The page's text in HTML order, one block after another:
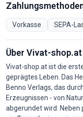
Vorkasse SEPA-
Über Vivat-shop.at
Vivat-shop.at ist die
geprägtes Leben. Das
Benno Verlags, das
Erzeugnissen - von
abgerundet wird.